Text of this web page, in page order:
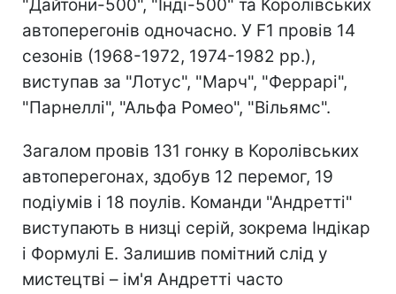
"Дайтони-500", "Інді-500" та Королівських
автоперегонів одночасно. У F1 провів 14
сезонів (1968-1972, 1974-1982 рр.),
виступав за "Лотус", "Марч", "Феррарі",
"Парнеллі", "Альфа Ромео", "Вільямс".
Загалом провів 131 гонку в Королівських
автоперегонах, здобув 12 перемог, 19
подіумів і 18 поулів. Команди "Андретті"
виступають в низці серій, зокрема Індікар
і Формулі E. Залишив помітний слід у
мистецтві – ім'я Андретті часто